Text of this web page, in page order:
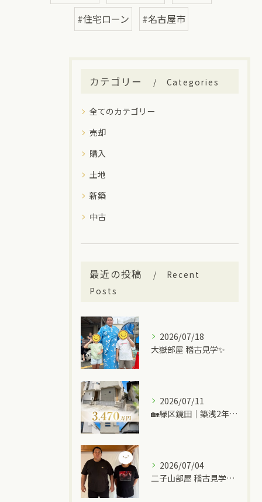
#住宅ローン
#名古屋市
カテゴリー Categories
全てのカテゴリー
売却
購入
土地
新築
中古
最近の投稿
Recent
Posts
2026/07/18
大嶽部屋 稽古見学✨
2026/07/11
🏡緑区鏡田｜築浅2年の中古一戸建て
2026/07/04
二子山部屋 稽古見学＆ちゃんこ🍲